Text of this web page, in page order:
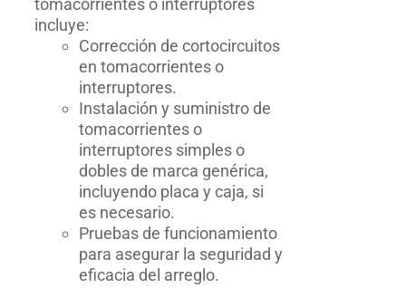
tomacorrientes o interruptores
incluye:
Corrección de cortocircuitos
en tomacorrientes o
interruptores.
Instalación y suministro de
tomacorrientes o
interruptores simples o
dobles de marca genérica,
incluyendo placa y caja, si
es necesario.
Pruebas de funcionamiento
para asegurar la seguridad y
eficacia del arreglo.